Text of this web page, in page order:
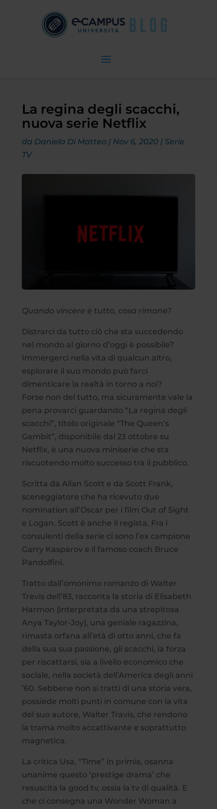
La regina degli scacchi,
nuova serie Netflix
da Daniela Di Matteo| Nov 6, 2020 | Serie
TV
Quando vincere è tutto, cosa rimane?
Distrarci da tutto ciò che sta succedendo
nel mondo al giorno d’oggi è possibile?
Immergerci nella vita di qualcun altro,
esplorare il suo mondo può farci
dimenticare la realtà in torno a noi?
Forse non del tutto, ma sicuramente vale la
pena provarci guardando “La regina degli
scacchi”, titolo originale “The Queen’s
Gambit”, disponibile dal 23 ottobre su
Netflix, è una nuova miniserie che sta
riscuotendo molto successo tra il pubblico.
Scritta da Allan Scott e da Scott Frank,
sceneggiatore che ha ricevuto due
nomination all’Oscar per i film Out of Sight
e Logan. Scott è anche il regista. Fra i
consulenti della serie ci sono l’ex campione
Garry Kasparov e il famoso coach Bruce
Pandolfini.
Tratto dall’omonimo romanzo di Walter
Trevis dell’83, racconta la storia di Elisabeth
Harmon (interpretata da una strepitosa
Anya Taylor-Joy), una geniale ragazzina,
rimasta orfana all’età di otto anni, che fa
della sua sua passione, gli scacchi, la forza
per riscattarsi, sia a livello economico che
sociale, nella società dell’America degli anni
’60. Sebbene non si tratti di una storia vera,
possiede molti punti in comune con la vita
del suo autore, Walter Travis, che rendono
la trama molto accattivante e soprattutto
magnetica.
La critica Usa, “Time” in primis, osanna
unanime questo ‘prestige drama’ che
resuscita la good tv, ossia la tv di qualità. E
che ci consegna una Wonder Woman a